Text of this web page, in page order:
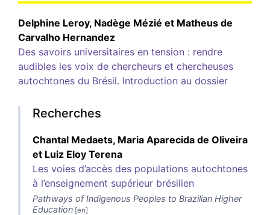
Delphine Leroy, Nadège Mézié et Matheus de
Carvalho Hernandez
Des savoirs universitaires en tension : rendre
audibles les voix de chercheurs et chercheuses
autochtones du Brésil. Introduction au dossier
Recherches
Chantal Medaets, Maria Aparecida de Oliveira
et Luiz Eloy Terena
Les voies d’accès des populations autochtones
à l’enseignement supérieur brésilien
Pathways of Indigenous Peoples to Brazilian Higher
Education